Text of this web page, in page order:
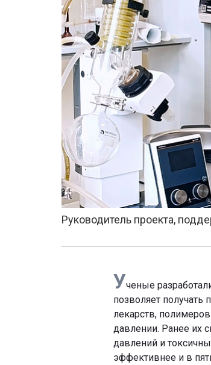
Руководитель проекта,
Ученые
позволяет
лекарств,
давлении. Ранее их
давлений и
эффективнее и в